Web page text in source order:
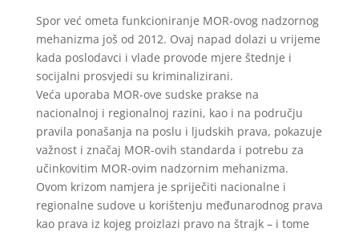
Spor već ometa funkcioniranje MOR-ovog nadzornog
mehanizma još od 2012. Ovaj napad dolazi u vrijeme
kada poslodavci i vlade provode mjere štednje i
socijalni prosvjedi su kriminalizirani.
Veća uporaba MOR-ove sudske prakse na
nacionalnoj i regionalnoj razini, kao i na području
pravila ponašanja na poslu i ljudskih prava, pokazuje
važnost i značaj MOR-ovih standarda i potrebu za
učinkovitim MOR-ovim nadzornim mehanizma.
Ovom krizom namjera je spriječiti nacionalne i
regionalne sudove u korištenju međunarodnog prava
kao prava iz kojeg proizlazi pravo na štrajk – i tome